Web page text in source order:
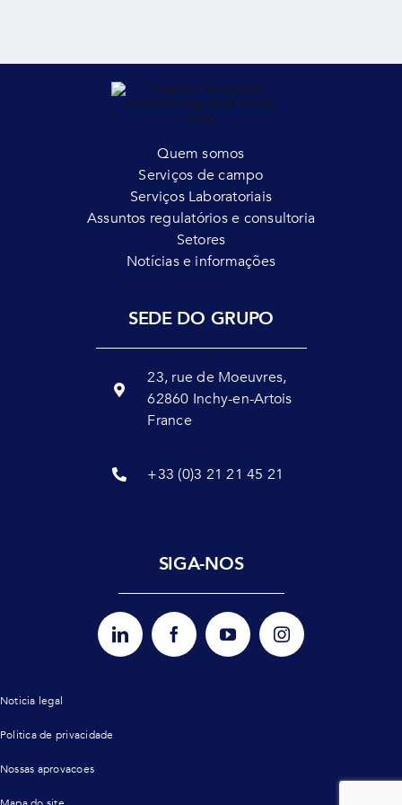
Quem somos
Serviços de campo
Serviços Laboratoriais
Assuntos regulatórios e consultoria
Setores
Notícias e informações
SEDE DO GRUPO
23, rue de Moeuvres,
62860 Inchy-en-Artois
France
+33 (0)3 21 21 45 21
SIGA-NOS
Noticia legal
Politica de privacidade
Nossas aprovacoes